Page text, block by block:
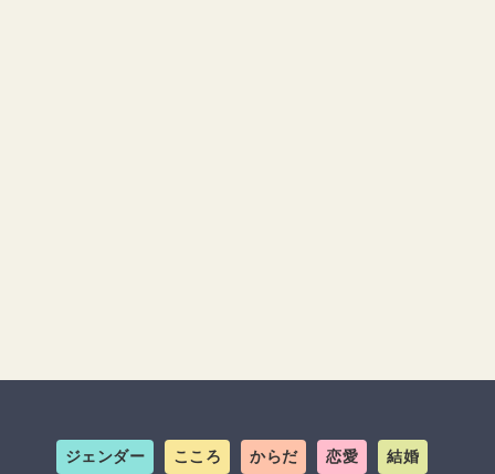
ジェンダー こころ からだ 恋愛 結婚